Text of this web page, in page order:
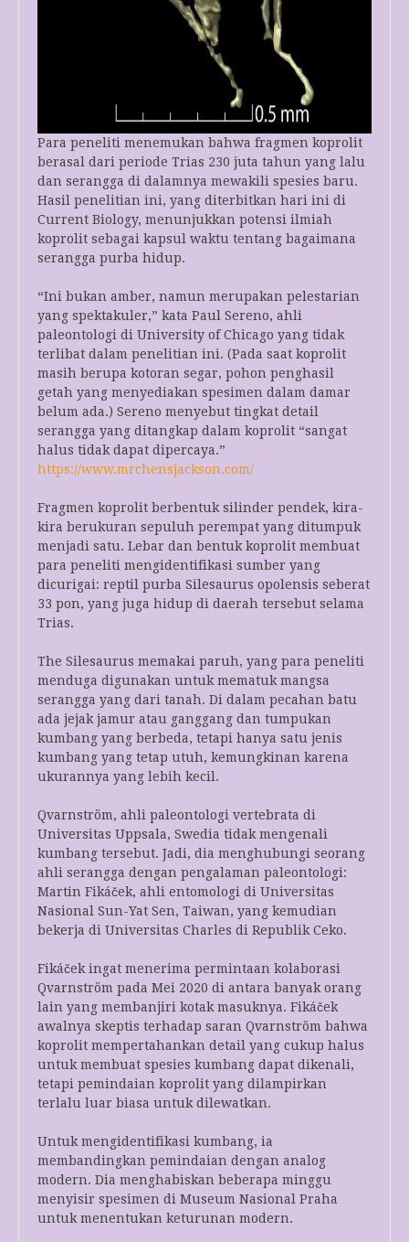
Para peneliti menemukan bahwa fragmen koprolit
berasal dari periode Trias 230 juta tahun yang lalu
dan serangga di dalamnya mewakili spesies baru.
Hasil penelitian ini, yang diterbitkan hari ini di
Current Biology, menunjukkan potensi ilmiah
koprolit sebagai kapsul waktu tentang bagaimana
serangga purba hidup.
“Ini bukan amber, namun merupakan pelestarian
yang spektakuler,” kata Paul Sereno, ahli
paleontologi di University of Chicago yang tidak
terlibat dalam penelitian ini. (Pada saat koprolit
masih berupa kotoran segar, pohon penghasil
getah yang menyediakan spesimen dalam damar
belum ada.) Sereno menyebut tingkat detail
serangga yang ditangkap dalam koprolit “sangat
halus tidak dapat dipercaya.”
https://www.mrchensjackson.com/
Fragmen koprolit berbentuk silinder pendek, kira-
kira berukuran sepuluh perempat yang ditumpuk
menjadi satu. Lebar dan bentuk koprolit membuat
para peneliti mengidentifikasi sumber yang
dicurigai: reptil purba Silesaurus opolensis seberat
33 pon, yang juga hidup di daerah tersebut selama
Trias.
The Silesaurus memakai paruh, yang para peneliti
menduga digunakan untuk mematuk mangsa
serangga yang dari tanah. Di dalam pecahan batu
ada jejak jamur atau ganggang dan tumpukan
kumbang yang berbeda, tetapi hanya satu jenis
kumbang yang tetap utuh, kemungkinan karena
ukurannya yang lebih kecil.
Qvarnström, ahli paleontologi vertebrata di
Universitas Uppsala, Swedia tidak mengenali
kumbang tersebut. Jadi, dia menghubungi seorang
ahli serangga dengan pengalaman paleontologi:
Martin Fikáček, ahli entomologi di Universitas
Nasional Sun-Yat Sen, Taiwan, yang kemudian
bekerja di Universitas Charles di Republik Ceko.
Fikáček ingat menerima permintaan kolaborasi
Qvarnström pada Mei 2020 di antara banyak orang
lain yang membanjiri kotak masuknya. Fikáček
awalnya skeptis terhadap saran Qvarnström bahwa
koprolit mempertahankan detail yang cukup halus
untuk membuat spesies kumbang dapat dikenali,
tetapi pemindaian koprolit yang dilampirkan
terlalu luar biasa untuk dilewatkan.
Untuk mengidentifikasi kumbang, ia
membandingkan pemindaian dengan analog
modern. Dia menghabiskan beberapa minggu
menyisir spesimen di Museum Nasional Praha
untuk menentukan keturunan modern.